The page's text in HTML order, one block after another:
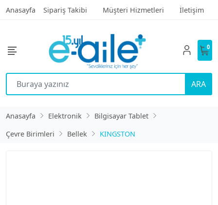
Anasayfa Sipariş Takibi Müşteri Hizmetleri İletişim
ARA
0
Anasayfa Elektronik
Bilgisayar Tablet
Çevre Birimleri
Bellek KINGSTON